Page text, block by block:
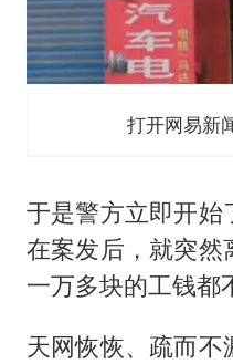
打开网易新
于是警方立即开始
在案发后，就突然
一万多块的工钱都
天网恢恢、疏而